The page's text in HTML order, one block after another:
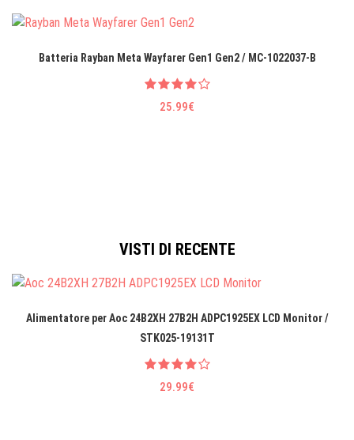
Batteria Rayban Meta Wayfarer Gen1 Gen2 / MC-1022037-B
25.99€
VISTI DI RECENTE
Alimentatore per Aoc 24B2XH 27B2H ADPC1925EX LCD Monitor /
STK025-19131T
29.99€